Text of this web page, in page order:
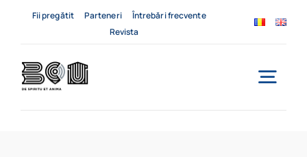
Fii pregătit Parteneri
Întrebări frecvente
Revista